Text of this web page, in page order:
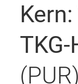
Kern:
(PUR)